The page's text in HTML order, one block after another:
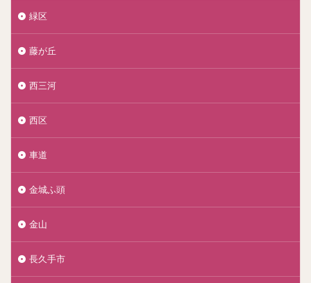
緑区
藤が丘
西三河
西区
車道
金城ふ頭
金山
長久手市